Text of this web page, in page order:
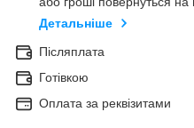
Детальніше
Післяплата
Готівкою
Оплата за реквізитами